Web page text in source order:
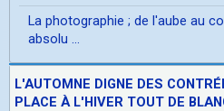
La photographie ; de l'aube au
absolu ...
L'AUTOMNE DIGNE DES
PLACE À L'HIVER TOUT DE